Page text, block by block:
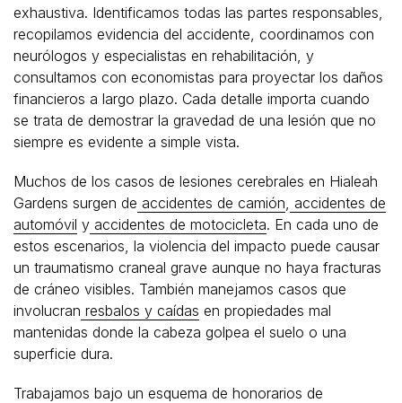
exhaustiva. Identificamos todas las partes responsables,
recopilamos evidencia del accidente, coordinamos con
neurólogos y especialistas en rehabilitación, y
consultamos con economistas para proyectar los daños
financieros a largo plazo. Cada detalle importa cuando
se trata de demostrar la gravedad de una lesión que no
siempre es evidente a simple vista.
Muchos de los casos de lesiones cerebrales en Hialeah
Gardens surgen de accidentes de camión accidentes de
automóvil y accidentes de motocicleta. En cada uno de
estos escenarios, la violencia del impacto puede causar
un traumatismo craneal grave aunque no haya fracturas
de cráneo visibles. También manejamos casos que
involucran resbalos y caídas en propiedades mal
mantenidas donde la cabeza golpea el suelo o una
superficie dura.
Trabajamos bajo un esquema de honorarios de